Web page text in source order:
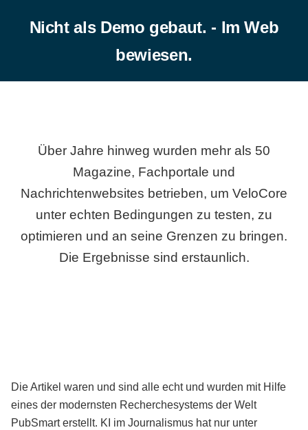
Nicht als Demo gebaut. - Im Web
bewiesen.
Über Jahre hinweg wurden mehr als 50
Magazine, Fachportale und
Nachrichtenwebsites betrieben, um VeloCore
unter echten Bedingungen zu testen, zu
optimieren und an seine Grenzen zu bringen.
Die Ergebnisse sind erstaunlich.
Die Artikel waren und sind alle echt und wurden mit Hilfe
eines der modernsten Recherchesystems der Welt
PubSmart erstellt. KI im Journalismus hat nur unter